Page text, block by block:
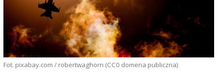
Fot. pixabay.com / robertwaghorn (CC0 domena publiczna)